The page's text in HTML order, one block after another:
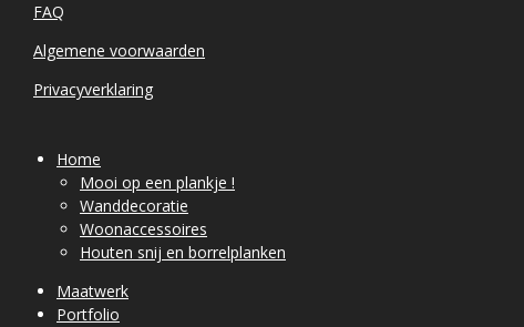
FAQ
Algemene voorwaarden
Privacyverklaring
Home
Mooi op een plankje !
Wanddecoratie
Woonaccessoires
Houten snij en borrelplanken
Maatwerk
Portfolio